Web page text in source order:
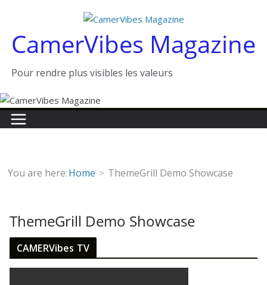
contenuCamerVibes Magazine
Pour rendre plus visibles les valeurs
You are here:Home ThemeGrill Demo Showcase
ThemeGrill Demo Showcase
CAMERVibes TV